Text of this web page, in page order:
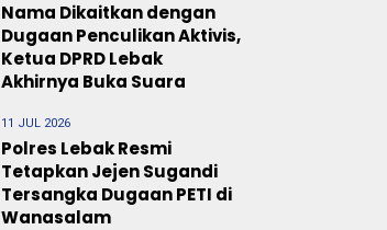
Nama Dikaitkan dengan
Dugaan Penculikan Aktivis,
Ketua DPRD Lebak
Akhirnya Buka Suara
11 JUL 2026
Polres Lebak Resmi
Tetapkan Jejen Sugandi
Tersangka Dugaan PETI di
Wanasalam